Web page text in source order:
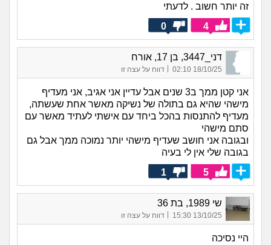
זה יותר חשוב . לדעתי
4
0
דני_3447, בן 17, אורח
18/10/25 02:10 דווח על עצה זו
אני קטן ממך ב3 שנים אבל עדיין אני אגיב, אני מעדיף
מישהי שהיא גם בתולה של נשיקה מאשר אחת שעשתה,
מעדיף להתנסות בהכל ביחד עם אישתי לעתיד מאשר עם
סתם מישהי
ובגובה אני חושב שעדיף מישהי יותר נמוכה ממך אבל גם
בגובה שלי אין לי בעיה
5
1
שי 1989, בת 36
13/10/25 15:30 דווח על עצה זו
היי נסיכה